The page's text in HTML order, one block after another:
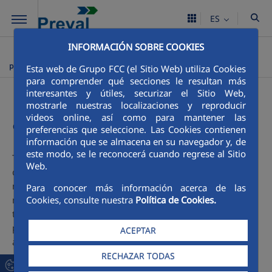
Saltar al contenido principal
INFORMACIÓN SOBRE COOKIES
Esta web de Grupo FCC (el Sitio Web) utiliza Cookies
para comprender qué secciones le resultan más
interesantes y útiles, securizar el Sitio Web,
mostrarle nuestras localizaciones y reproducir
videos online, así como para mantener las
preferencias que seleccione. Las Cookies contienen
información que se almacena en su navegador y, de
este modo, se le reconocerá cuando regrese al Sitio
Web.
Para conocer más información acerca de las
Cookies, consulte nuestra Política de Cookies.
ACEPTAR
RECHAZAR TODAS
ES
Procesos >Proceso de producción >Equipos de
planta de asfalto
Equipos de planta de
asfalto
Tenemos una planta de producción de asfalto con
capacidad de 110 ton/hr, diseñada para adaptarse a
necesidades específicas que cumplan con los requisitos
más exigentes de cualquier trabajo, ideal para cualquier
tipo de mezcla, normales y la de tipo modificada con
polímeros, todo conforme los diseños debidamente
aprobados por el MOP.